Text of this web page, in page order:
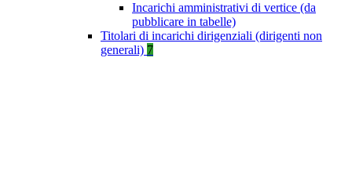
Incarichi amministrativi di vertice (da
pubblicare in tabelle)
Titolari di incarichi dirigenziali (dirigenti non
generali) 7